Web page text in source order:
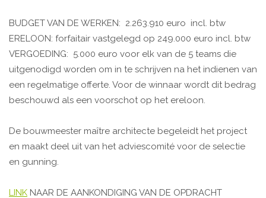
BUDGET VAN DE WERKEN: 2.263.910 euro incl. btw
ERELOON: forfaitair vastgelegd op 249.000 euro incl. btw
VERGOEDING: 5.000 euro voor elk van de 5 teams die
uitgenodigd worden om in te schrijven na het indienen van
een regelmatige offerte. Voor de winnaar wordt dit bedrag
beschouwd als een voorschot op het ereloon.
De bouwmeester maître architecte begeleidt het project
en maakt deel uit van het adviescomité voor de selectie
en gunning.
LINK NAAR DE AANKONDIGING VAN DE OPDRACHT